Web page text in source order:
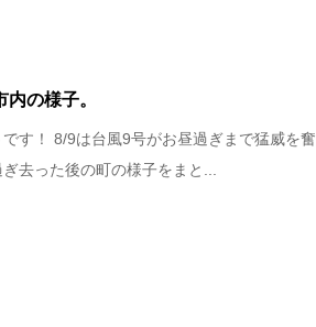
の様子。
す！ 8/9は台風9号がお昼過ぎまで猛威を奮
去った後の町の様子をまと...